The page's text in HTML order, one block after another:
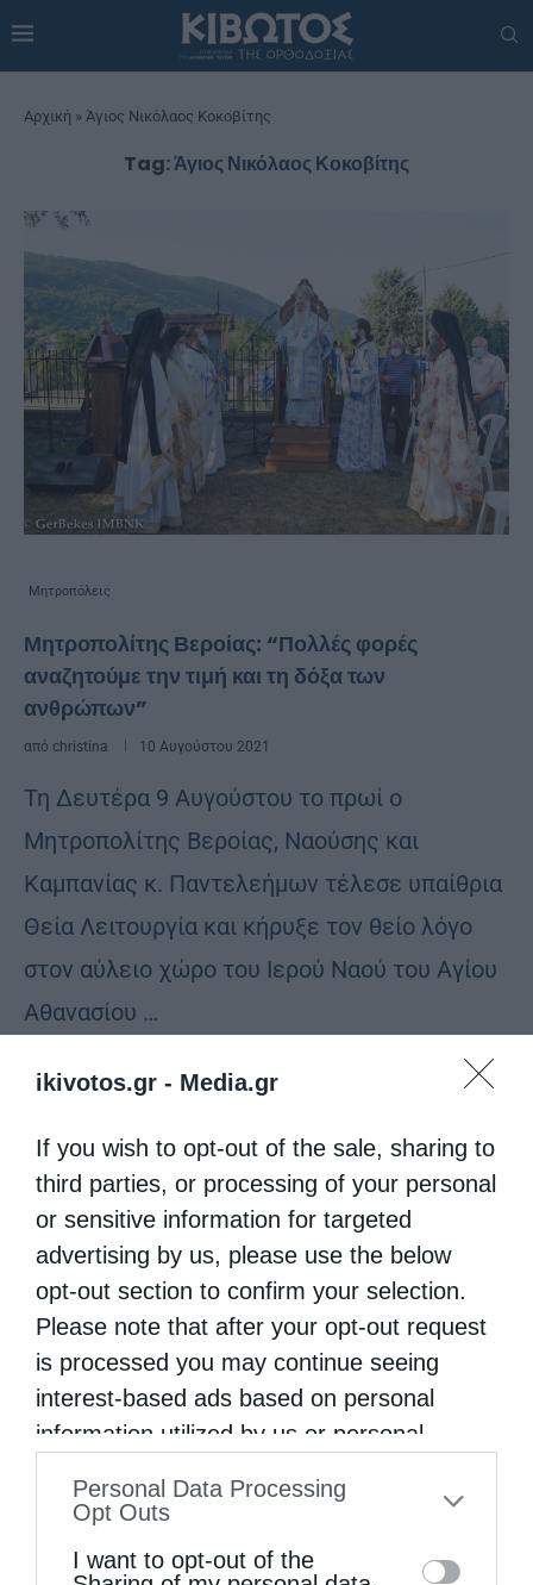
ikivotos.gr - Media.gr
If you wish to opt-out of the sale, sharing to
third parties, or processing of your personal
or sensitive information for targeted
advertising by us, please use the below
opt-out section to confirm your selection.
Please note that after your opt-out request
is processed you may continue seeing
interest-based ads based on personal
information utilized by us or personal
to your opt-out. You may separately opt-out
information by third parties on the IAB’s list
Personal Data Processing
Opt Outs
I want to opt-out of the
Αρχική » Άγιος Νικόλαος Κοκοβίτης
Tag:Άγιος Νικόλαος Κοκοβίτης
Μητροπόλεις
Μητροπολίτης Βεροίας: “Πολλές φορές
αναζητούμε την τιμή και τη δόξα των
ανθρώπων”
από christina 10 Αυγούστου 2021
Τη Δευτέρα 9 Αυγούστου το πρωί ο
Μητροπολίτης Βεροίας, Ναούσης και
Καμπανίας κ. Παντελεήμων τέλεσε υπαίθρια
Θεία Λειτουργία και κήρυξε τον θείο λόγο
στον αύλειο χώρο του Ιερού Ναού του Αγίου
Αθανασίου …